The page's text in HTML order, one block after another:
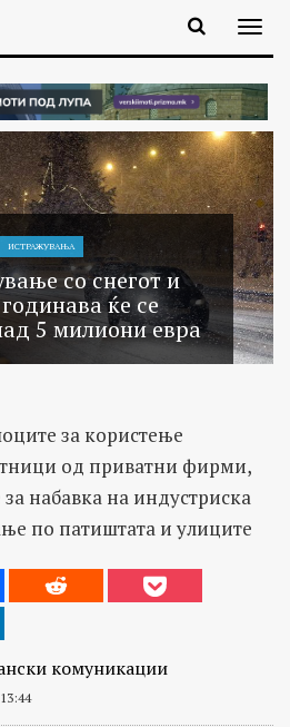
ИСТРАЖУВАЊA
со снегот и
ќе се
5 милиони евра
за користење
од приватни фирми,
набавка на индустриска
по патиштата и улиците
комуникации